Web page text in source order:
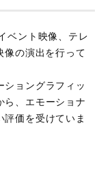
ベント映像、テレ
像の演出を行って
ショングラフィッ
ら、エモーショナ
評価を受けていま